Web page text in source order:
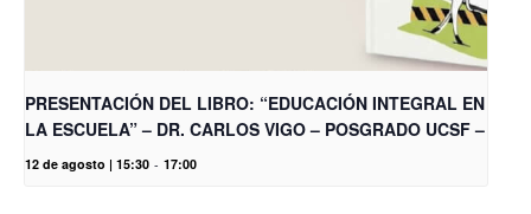
PRESENTACIÓN DEL LIBRO: “EDUCACIÓN INTEGRAL EN
LA ESCUELA” – DR. CARLOS VIGO – POSGRADO UCSF –
12 de agosto | 15:30 - 17:00